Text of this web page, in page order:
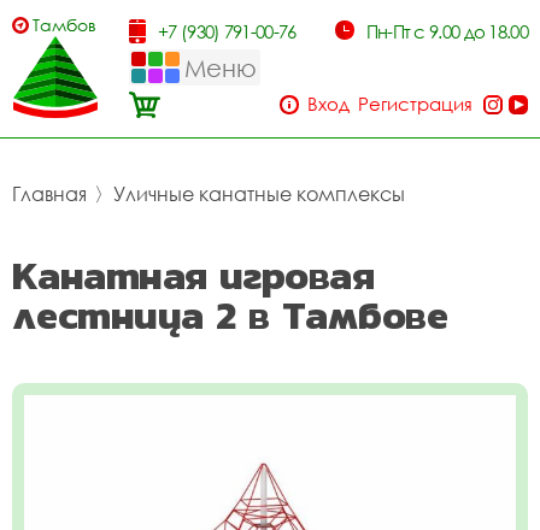
Тамбов +7 (930) 791-00-76 Пн-Пт с 9.00 до 18.00
Меню
Вход Регистрация
Главная 〉 Уличные канатные комплексы
Канатная игровая
лестница 2 в Тамбове